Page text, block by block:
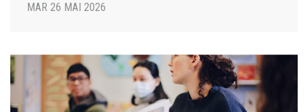
MAR 26 MAI 2026